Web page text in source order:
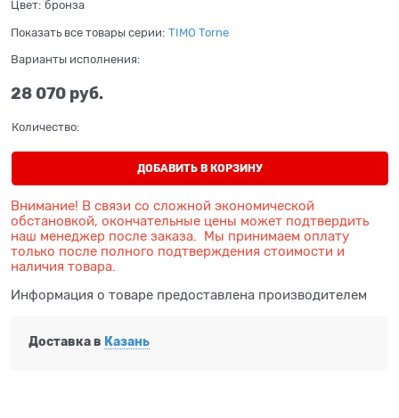
Цвет: бронза
Показать все товары серии: TIMO Torne
Варианты исполнения:
28 070 руб.
Количество:
ДОБАВИТЬ В КОРЗИНУ
Внимание! В связи со сложной экономической
обстановкой, окончательные цены может подтвердить
наш менеджер после заказа. Мы принимаем оплату
только после полного подтверждения стоимости и
наличия товара.
Информация о товаре предоставлена производителем
Доставка в Казань